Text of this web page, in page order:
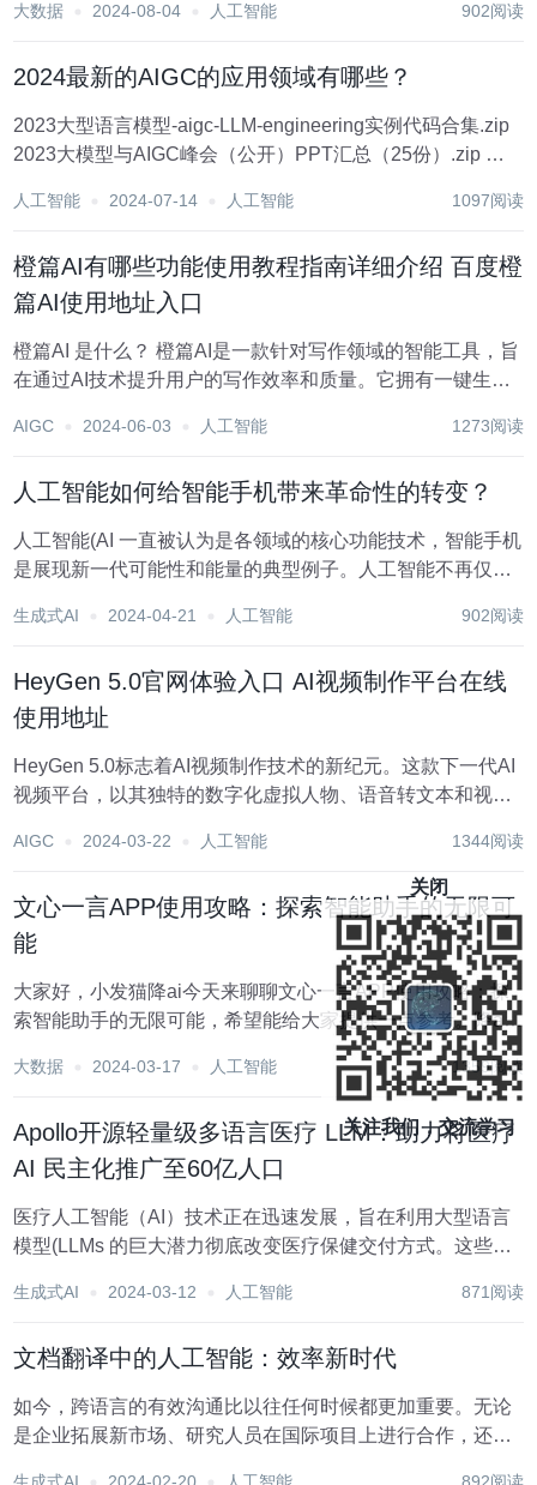
虹，横跨东西方文化桥梁之上，...
大数据 2024-08-04 人工智能 902阅读
2024最新的AIGC的应用领域有哪些？
2023大型语言模型-aigc-LLM-engineering实例代码合集.zip
2023大模型与AIGC峰会（公开）PPT汇总（25份）.zip 内
客、广告文案、创意写作等，为内容创作...
人工智能 2024-07-14 人工智能 1097阅读
橙篇AI有哪些功能使用教程指南详细介绍 百度橙
篇AI使用地址入口
橙篇AI 是什么？ 橙篇AI是一款针对写作领域的智能工具，旨
在通过AI技术提升用户的写作效率和质量。它拥有一键生成
速整理思路、搜集资料和校对文本。 橙篇AI 有哪些功能？
AIGC 2024-06-03 人工智能 1273阅读
人工智能如何给智能手机带来革命性的转变？
人工智能(AI 一直被认为是各领域的核心功能技术，智能手机
是展现新一代可能性和能量的典型例子。人工智能不再仅仅
表现得更好的问题。本文将讨论智能手机的人工智能，以及
生成式AI 2024-04-21 人工智能 902阅读
HeyGen 5.0官网体验入口 AI视频制作平台在线
使用地址
HeyGen 5.0标志着AI视频制作技术的新纪元。这款下一代AI
视频平台，以其独特的数字化虚拟人物、语音转文本和视频
力。HeyGen 5. 0 的推出，不仅意味着视频制作变得前所未
AIGC 2024-03-22 人工智能 1344阅读
文心一言APP使用攻略：探索智能助手的无限可
能
大家好，小发猫降ai今天来聊聊文心一言APP使用攻略：探
索智能助手的无限可能，希望能给大家提供一点参考。降ai
和技巧，可以借助此类工具： 还有： 文心一言APP使用攻
大数据 2024-03-17 人工智能 1359阅读
Apollo开源轻量级多语言医疗 LLM：助力将医疗
AI 民主化推广至60亿人口
医疗人工智能（AI）技术正在迅速发展，旨在利用大型语言
模型(LLMs 的巨大潜力彻底改变医疗保健交付方式。这些技
医学知识的获取，从根本上改变患者护理。将 AI 整合到医疗
生成式AI 2024-03-12 人工智能 871阅读
文档翻译中的人工智能：效率新时代
如今，跨语言的有效沟通比以往任何时候都更加重要。无论
是企业拓展新市场、研究人员在国际项目上进行合作，还是
关闭
关注我们，交流学习